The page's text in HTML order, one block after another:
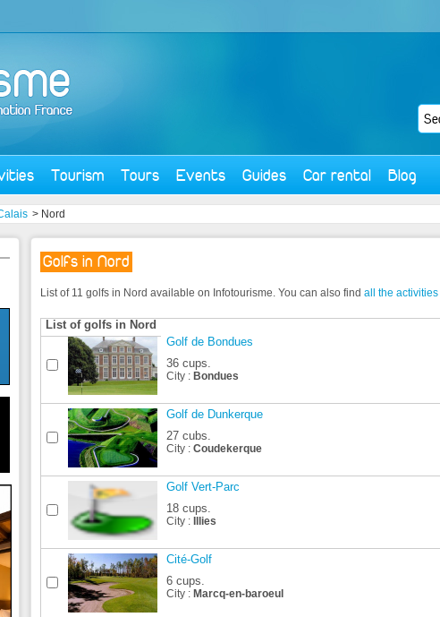
Tourism Tours Events Guides Car rental Blog
> Nord
Golfs in Nord
List of 11 golfs in Nord available on Infotourisme. You can also find all the activities
List of golfs in Nord
Golf de Bondues
36 cups.
City : Bondues
Golf de Dunkerque
27 cubs.
City : Coudekerque
Golf Vert-Parc
18 cups.
City : Illies
Cité-Golf
6 cups.
City : Marcq-en-baroeul